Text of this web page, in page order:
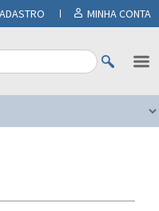
MINHA CONTA